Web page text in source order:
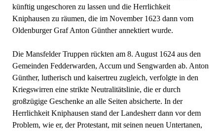
künftig ungeschoren zu lassen und die Herrlichkeit
Kniphausen zu räumen, die im November 1623 dann vom
Oldenburger Graf Anton Günther annektiert wurde.
Die Mansfelder Truppen rückten am 8. August 1624 aus den
Gemeinden Fedderwarden, Accum und Sengwarden ab. Anton
Günther, lutherisch und kaisertreu zugleich, verfolgte in den
Kriegswirren eine strikte Neutralitätslinie, die er durch
großzügige Geschenke an alle Seiten absicherte. In der
Herrlichkeit Kniphausen stand der Landesherr dann vor dem
Problem, wie er, der Protestant, mit seinen neuen Untertanen,